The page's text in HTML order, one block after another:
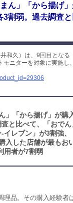
ん」「から揚げ
割弱。過去調査
和久）は、9回目となる
ニターを対象に実施し
」「から揚げ」が購
と比べて、「おで
レブン」が3割強
入した店舗が最もお
用者が7割弱
品。その購入経験者